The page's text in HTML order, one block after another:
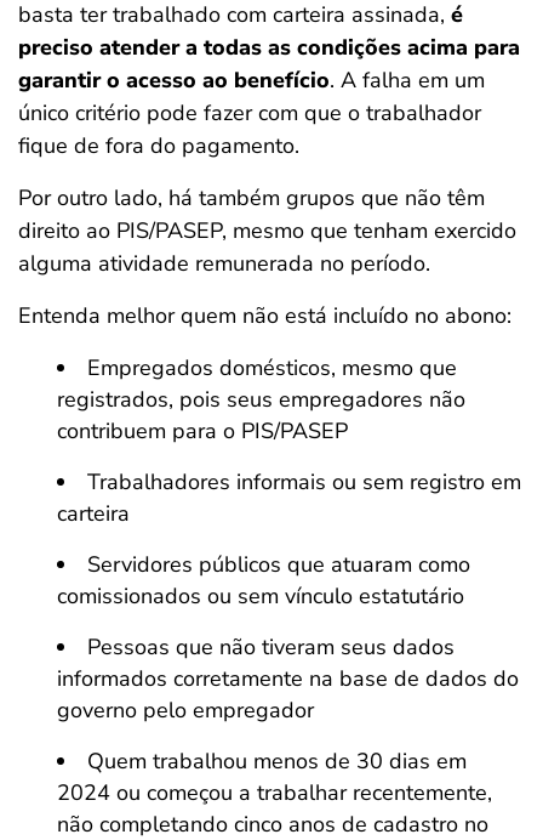
basta ter trabalhado com carteira assinada, é
preciso atender a todas as condições acima para
garantir o acesso ao benefício. A falha em um
único critério pode fazer com que o trabalhador
fique de fora do pagamento.
Por outro lado, há também grupos que não têm
direito ao PIS/PASEP, mesmo que tenham exercido
alguma atividade remunerada no período.
Entenda melhor quem não está incluído no abono:
Empregados domésticos, mesmo que
registrados, pois seus empregadores não
contribuem para o PIS/PASEP
Trabalhadores informais ou sem registro em
carteira
Servidores públicos que atuaram como
comissionados ou sem vínculo estatutário
Pessoas que não tiveram seus dados
informados corretamente na base de dados do
governo pelo empregador
Quem trabalhou menos de 30 dias em
2024 ou começou a trabalhar recentemente,
não completando cinco anos de cadastro no